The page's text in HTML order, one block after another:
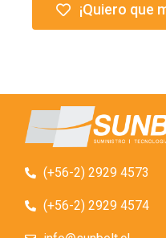
¡Quiero que
(+56-2) 2929 4573
(+56-2) 2929 4574